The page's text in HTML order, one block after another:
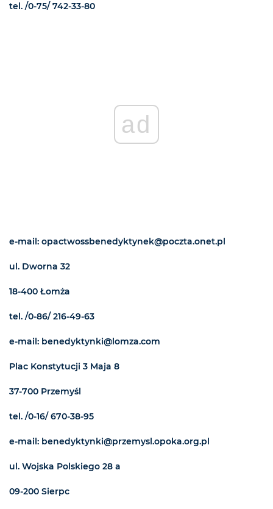
tel. /0-75/ 742-33-80
ad
e-mail: opactwossbenedyktynek@poczta.onet.pl
ul. Dworna 32
18-400 Łomża
tel. /0-86/ 216-49-63
e-mail: benedyktynki@lomza.com
Plac Konstytucji 3 Maja 8
37-700 Przemyśl
tel. /0-16/ 670-38-95
e-mail: benedyktynki@przemysl.opoka.org.pl
ul. Wojska Polskiego 28 a
09-200 Sierpc